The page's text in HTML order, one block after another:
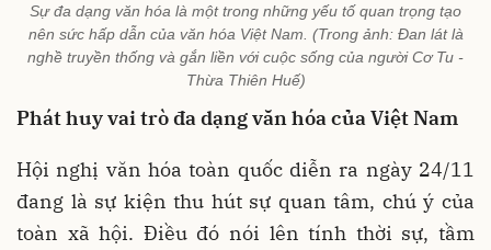
Sự đa dạng văn hóa là một trong những yếu tố quan trọng tạo
nên sức hấp dẫn của văn hóa Việt Nam. (Trong ảnh: Đan lát là
nghề truyền thống và gắn liền với cuộc sống của người Cơ Tu -
Thừa Thiên Huế)
Phát huy vai trò đa dạng văn hóa của Việt Nam
Hội nghị văn hóa toàn quốc diễn ra ngày 24/11
đang là sự kiện thu hút sự quan tâm, chú ý của
toàn xã hội. Điều đó nói lên tính thời sự, tầm